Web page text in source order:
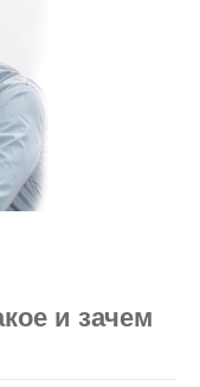
и зачем